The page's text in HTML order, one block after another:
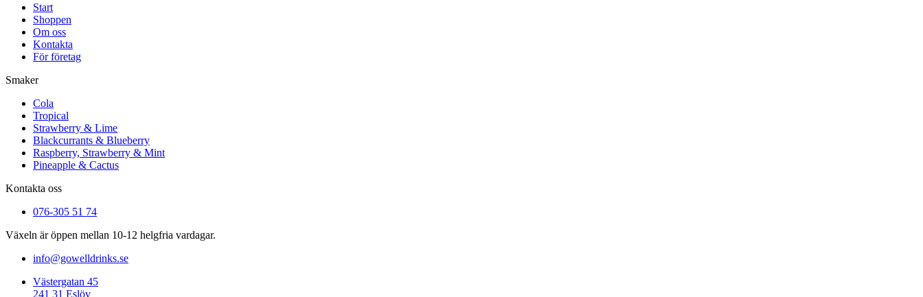
Start
Shoppen
Om oss
Kontakta
För företag
Smaker
Cola
Tropical
Strawberry & Lime
Blackcurrants & Blueberry
Raspberry, Strawberry & Mint
Pineapple & Cactus
Kontakta oss
076-305 51 74
Växeln är öppen mellan 10-12 helgfria vardagar.
info@gowelldrinks.se
Västergatan 45
241 31 Eslöv